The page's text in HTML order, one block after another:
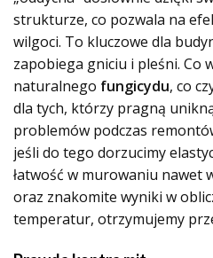
strukturze, co pozwala na
wilgoci. To kluczowe dla
zapobiega gniciu i pleśni. Co
naturalnego fungicydu, co
dla tych, którzy pragną
problemów podczas
jeśli do tego dorzucimy
łatwość w murowaniu nawet
oraz znakomite wyniki w
temperatur, otrzymujemy